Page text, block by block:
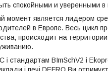
спокойными и уверенными в
момент является лидером
в Европе. Весь цикл
происходит на
стандартам BImSchV2 і
і печі DEFRO Ви отримуєте